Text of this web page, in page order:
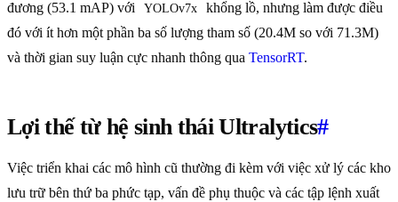
đương (53.1 mAP) với
YOLOv7x
khổng lồ, nhưng làm được điều
đó với ít hơn một phần ba số lượng tham số (20.4M so với 71.3M)
và thời gian suy luận cực nhanh thông qua TensorRT.
Lợi thế từ hệ sinh thái Ultralytics#
Việc triển khai các mô hình cũ thường đi kèm với việc xử lý các kho
lưu trữ bên thứ ba phức tạp, vấn đề phụ thuộc và các tập lệnh xuất